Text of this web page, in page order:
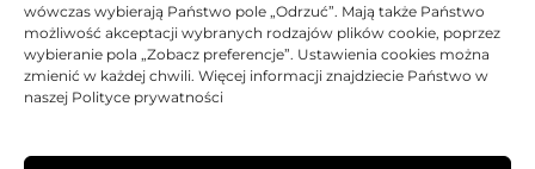
wówczas wybierają Państwo pole „Odrzuć”. Mają także Państwo
możliwość akceptacji wybranych rodzajów plików cookie, poprzez
wybieranie pola „Zobacz preferencje”. Ustawienia cookies można
zmienić w każdej chwili. Więcej informacji znajdziecie Państwo w
naszej Polityce prywatności